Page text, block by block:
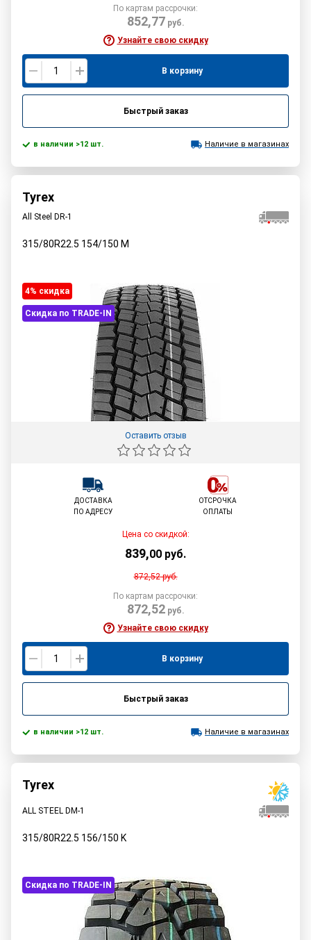
По картам рассрочки:
852,77 руб.
Узнайте свою скидку
В корзину
Быстрый заказ
в наличии >12 шт. Наличие в магазинах
Tyrex
All Steel DR-1
315/80R22.5 154/150 M
4% cкидка
Скидка по TRADE-IN
Оставить отзыв
ДОСТАВКА
ПО АДРЕСУ
ОТСРОЧКА
ОПЛАТЫ
Цена со скидкой:
839,00 руб.
872,52руб.
По картам рассрочки:
872,52руб.
Узнайте свою скидку
В корзину
Быстрый заказ
в наличии >12 шт. Наличие в магазинах
Tyrex
ALL STEEL DM-1
315/80R22.5 156/150 K
Скидка по TRADE-IN